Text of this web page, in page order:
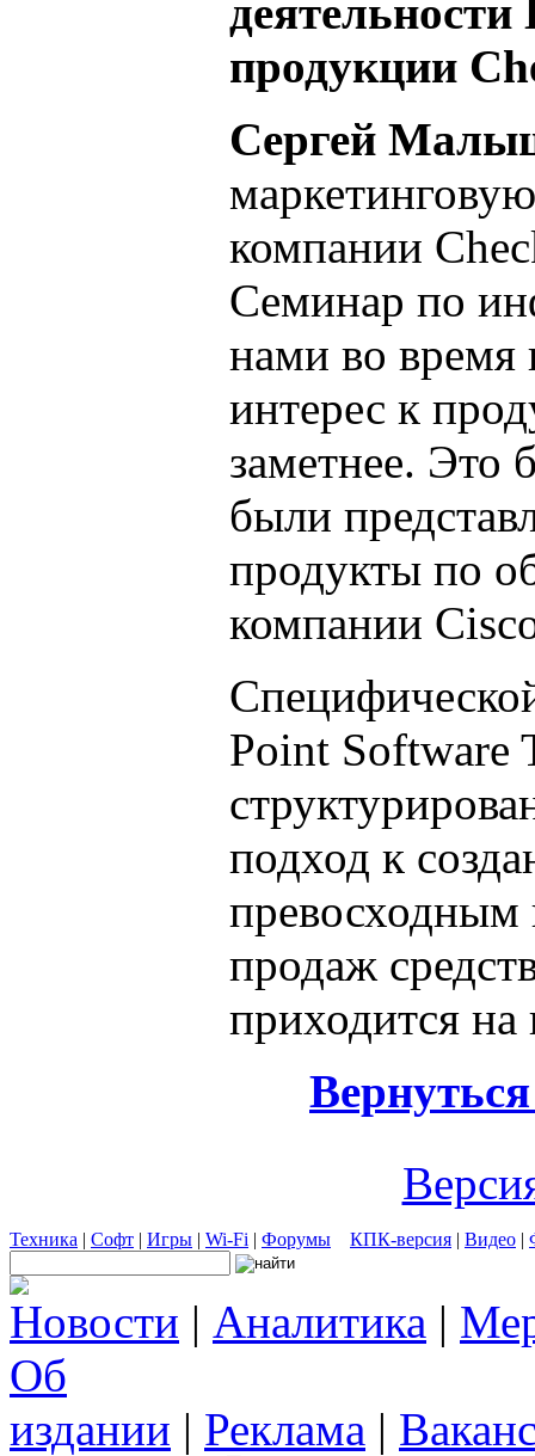
продукции
Сергей
компании
Семинар по
нами во время
интерес к
заметнее. Это
были
продукты по
компании
Point Software
подход к
превосходным
продаж
приходится на
Техника | Софт | Игры | Wi-Fi | Форумы КПК-версия | Видео |
Новости | Аналитика |
Об
издании | Реклама |